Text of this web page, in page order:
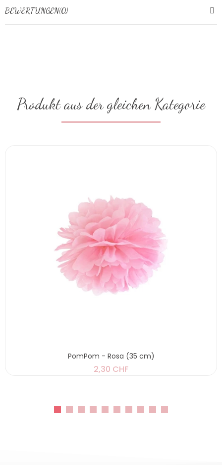
BEWERTUNGEN(0)
Produkt aus der gleichen Kategorie
PomPom - Rosa (35 cm)
2,30 CHF